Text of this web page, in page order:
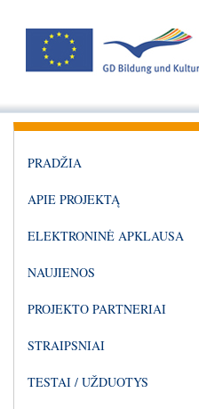
PRADŽIA
APIE PROJEKTĄ
ELEKTRONINĖ APKLAUSA
NAUJIENOS
PROJEKTO PARTNERIAI
STRAIPSNIAI
TESTAI / UŽDUOTYS